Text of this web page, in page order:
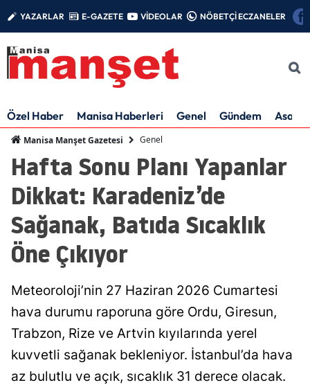
YAZARLAR E-GAZETE VİDEOLAR NÖBETÇİ ECZANELER
Özel Haber Manisa Haberleri Genel Gündem Asayiş
Manisa Manşet Gazetesi Genel
Hafta Sonu Planı Yapanlar
Dikkat: Karadeniz’de
Sağanak, Batıda Sıcaklık
Öne Çıkıyor
Meteoroloji’nin 27 Haziran 2026 Cumartesi
hava durumu raporuna göre Ordu, Giresun,
Trabzon, Rize ve Artvin kıyılarında yerel
kuvvetli sağanak bekleniyor. İstanbul’da hava
az bulutlu ve açık, sıcaklık 31 derece olacak.